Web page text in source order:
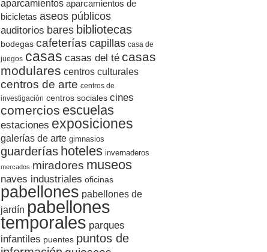
aparcamientos aparcamientos de
bicicletas aseos públicos
auditorios bares bibliotecas
bodegas cafeterías capillas casa de
juegos casas casas del té casas
modulares centros culturales
centros de arte centros de
investigación centros sociales cines
comercios escuelas
estaciones exposiciones
galerías de arte gimnasios
guarderías hoteles invernaderos
mercados miradores museos
naves industriales oficinas
pabellones pabellones de
jardín pabellones
temporales parques
infantiles puentes puntos de